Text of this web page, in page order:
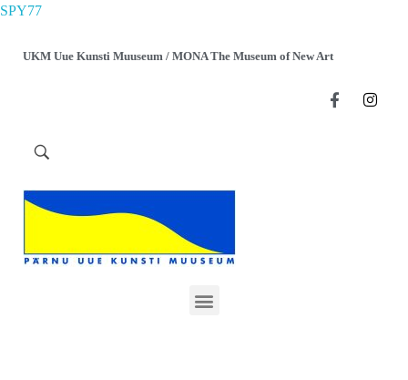
SPY77
UKM Uue Kunsti Muuseum / MONA The Museum of New Art